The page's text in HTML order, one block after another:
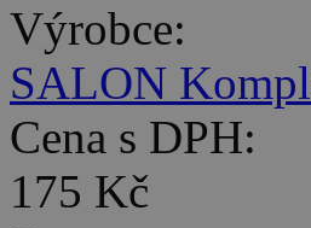
Výrobce:
SALON
Cena s DPH:
175 Kč